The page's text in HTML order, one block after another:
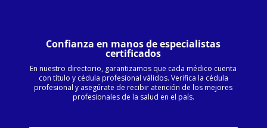
Confianza en manos de especialistas
certificados
En nuestro directorio, garantizamos que cada médico cuenta
con título y cédula profesional válidos. Verifica la cédula
profesional y asegúrate de recibir atención de los mejores
profesionales de la salud en el país.